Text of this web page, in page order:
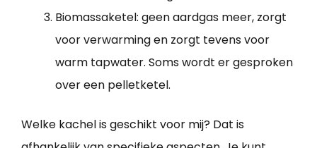
Biomassaketel: geen aardgas meer, zorgt
voor verwarming en zorgt tevens voor
warm tapwater. Soms wordt er gesproken
over een pelletketel.
Welke kachel is geschikt voor mij? Dat is